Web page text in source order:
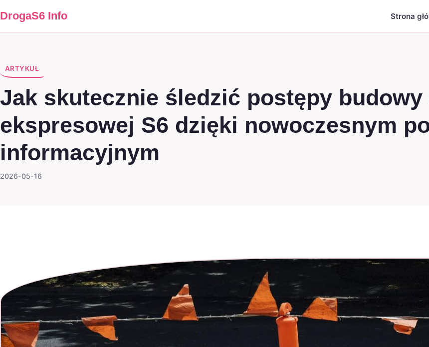
DrogaS6 Info Strona
ARTYKUŁ
Jak skutecznie śledzić postępy budowy
ekspresowej S6 dzięki nowoczesnym
informacyjnym
2026-05-16